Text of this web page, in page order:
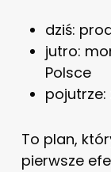
dziś:
jutro:
Polsce
To plan,
pierwsze